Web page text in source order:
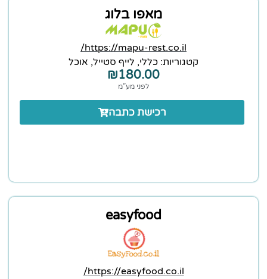
מאפו בלוג
https://mapu-rest.co.il/
קטגוריות: כללי, לייף סטייל, אוכל
₪180.00
לפני מע”מ
רכישת כתבה
easyfood
https://easyfood.co.il/